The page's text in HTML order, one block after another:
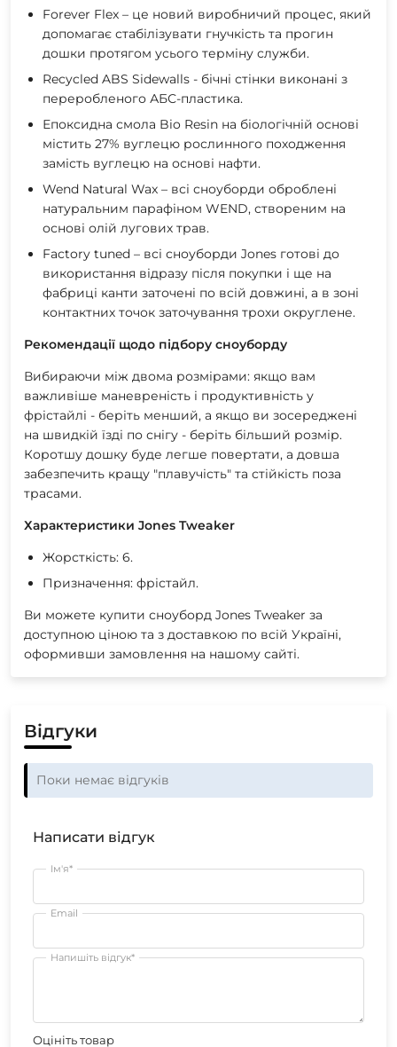
Forever Flex – це новий виробничий процес, який
допомагає стабілізувати гнучкість та прогин
дошки протягом усього терміну служби.
Recycled ABS Sidewalls - бічні стінки виконані з
переробленого АБС-пластика.
Епоксидна смола Bio Resin на біологічній основі
містить 27% вуглецю рослинного походження
замість вуглецю на основі нафти.
Wend Natural Wax – всі сноуборди оброблені
натуральним парафіном WEND, створеним на
основі олій лугових трав.
Factory tuned – всі сноуборди Jones готові до
використання відразу після покупки і ще на
фабриці канти заточені по всій довжині, а в зоні
контактних точок заточування трохи округлене.
Рекомендації щодо підбору сноуборду
Вибираючи між двома розмірами: якщо вам
важливіше маневреність і продуктивність у
фрістайлі - беріть менший, а якщо ви зосереджені
на швидкій їзді по снігу - беріть більший розмір.
Коротшу дошку буде легше повертати, а довша
забезпечить кращу "плавучість" та стійкість поза
трасами.
Характеристики Jones Tweaker
Жорсткість: 6.
Призначення: фрістайл.
Ви можете купити сноуборд Jones Tweaker за
доступною ціною та з доставкою по всій Україні,
оформивши замовлення на нашому сайті.
Відгуки
Поки немає відгуків
Написати відгук
Ім'я*
Email
Напишіть відгук*
Оцініть товар